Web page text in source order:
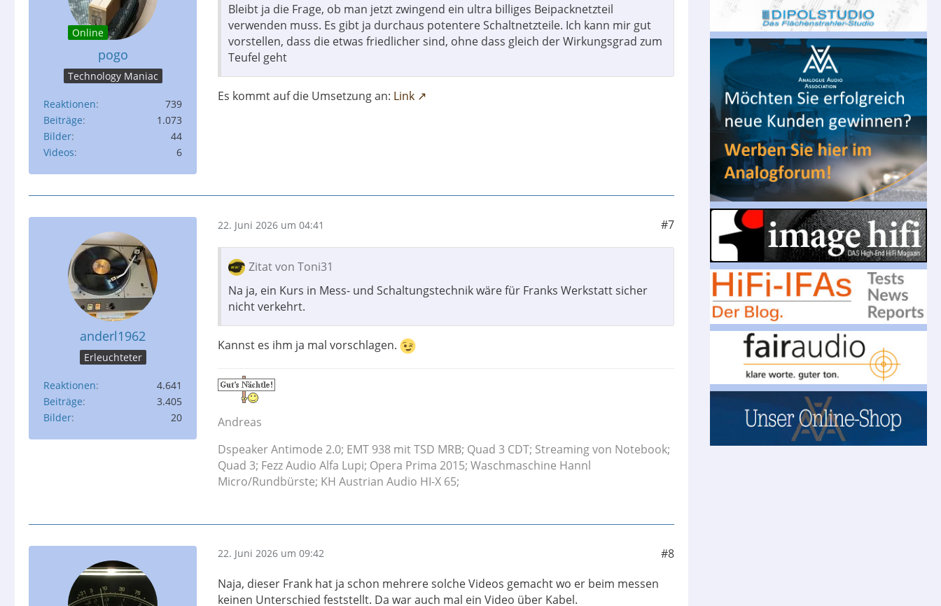
Online
pogo
Technology Maniac
Reaktionen
739
Beiträge
1.073
Bilder
44
Videos
6
Bleibt ja die Frage, ob man jetzt zwingend ein ultra billiges Beipacknetzteil
verwenden muss. Es gibt ja durchaus potentere Schaltnetzteile. Ich kann mir gut
vorstellen, dass die etwas friedlicher sind, ohne dass gleich der Wirkungsgrad zum
Teufel geht
Es kommt auf die Umsetzung an: Link
anderl1962
Erleuchteter
Reaktionen
4.641
Beiträge
3.405
Bilder
20
22. Juni 2026 um 04:41 #7
Zitat von Toni31
Na ja, ein Kurs in Mess- und Schaltungstechnik wäre für Franks Werkstatt sicher
nicht verkehrt.
Kannst es ihm ja mal vorschlagen.
Andreas
Dspeaker Antimode 2.0; EMT 938 mit TSD MRB; Quad 3 CDT; Streaming von Notebook;
Quad 3; Fezz Audio Alfa Lupi; Opera Prima 2015; Waschmaschine Hannl
Micro/Rundbürste; KH Austrian Audio HI-X 65;
22. Juni 2026 um 09:42
#8
Naja, dieser Frank hat ja schon mehrere solche Videos gemacht wo er beim messen
keinen Unterschied feststellt. Da war auch mal ein Video über Kabel.